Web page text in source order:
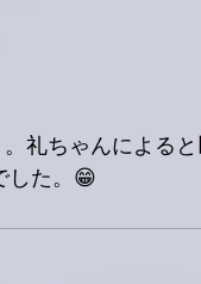
。礼ちゃんによる
した。😁